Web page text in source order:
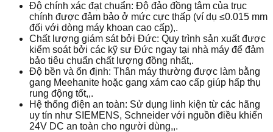
Độ chính xác đạt chuẩn: Độ đảo đồng tâm của trục
chính được đảm bảo ở mức cực thấp (ví dụ ≤0.015 mm
đối với dòng máy khoan cao cấp),.
Chất lượng giám sát bởi Đức: Quy trình sản xuất được
kiểm soát bởi các kỹ sư Đức ngay tại nhà máy để đảm
bảo tiêu chuẩn chất lượng đồng nhất,.
Độ bền và ổn định: Thân máy thường được làm bằng
gang Meehanite hoặc gang xám cao cấp giúp hấp thụ
rung động tốt,,.
Hệ thống điện an toàn: Sử dụng linh kiện từ các hãng
uy tín như SIEMENS, Schneider với nguồn điều khiển
24V DC an toàn cho người dùng,,.